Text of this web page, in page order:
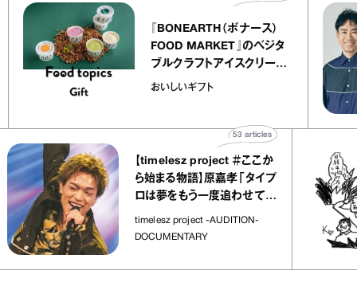
『BONEARTH（ボナース）
FOOD MARKET』のベジタ
ブルクラフトアイスクリーム
｜真野知子の「おいしいギフ
おいしいギフト
【timelesz project ＃ここか
ら始まる物語】原嘉孝「タイプ
ロは夢をもう一度追わせてく
れた場所」
timelesz project -AUDITION-
DOCUMENTARY
articles